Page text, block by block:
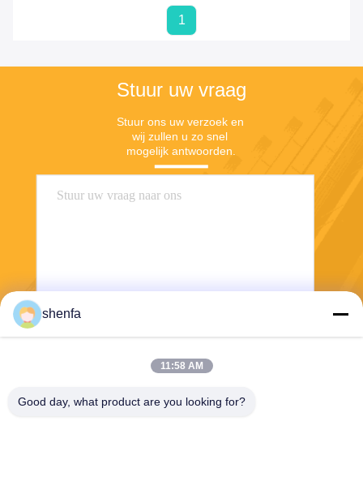
1
Stuur uw vraag
Stuur ons uw verzoek en
wij zullen u zo snel
mogelijk antwoorden.
Stuur
shenfa
11:58 AM
Good day, what product are you looking for?